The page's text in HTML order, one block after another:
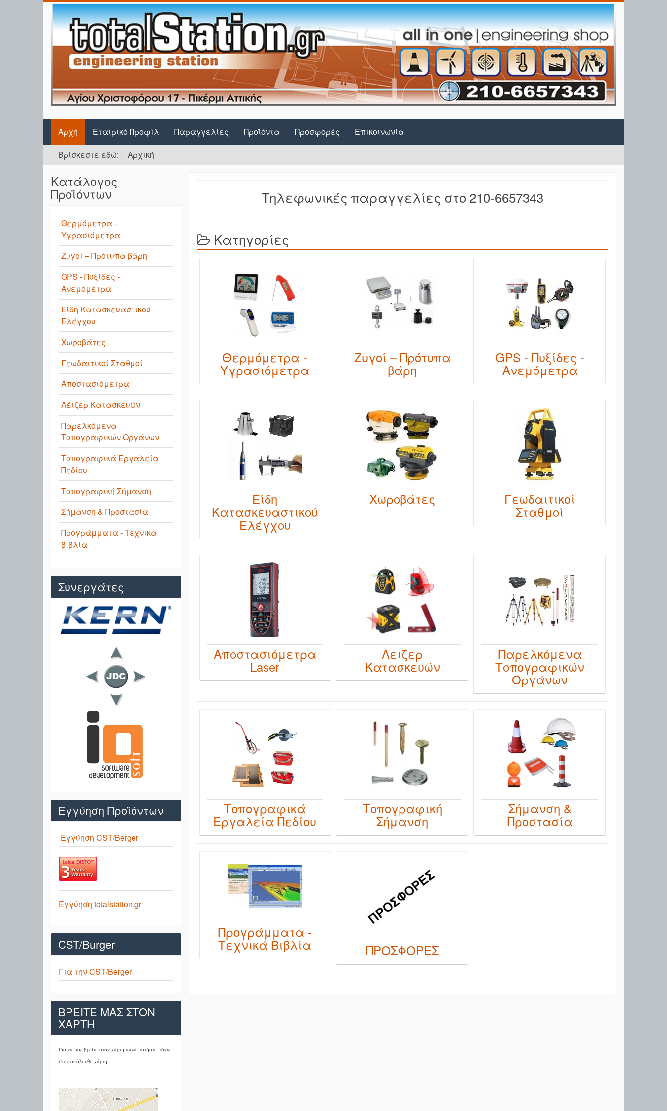
Αρχή Εταιρικό Προφίλ Παραγγελίες Προϊόντα Προσφορές
Επικοινωνία
Βρίσκεστε εδώ:
Αρχική
Τηλεφωνικές παραγγελίες στο 210-6657343
Κατηγορίες
Θερμόμετρα -
Υγρασιόμετρα
Ζυγοί – Πρότυπα
βάρη
GPS - Πυξίδες -
Ανεμόμετρα
Είδη
Κατασκευαστικού
Ελέγχου
Χωροβάτες Γεωδαιτικοί
Σταθμοί
Αποστασιόμετρα
Laser
Λειζερ
Κατασκευών
Παρελκόμενα
Τοπογραφικών
Οργάνων
Τοπογραφικά
Εργαλεία Πεδίου
Τοπογραφική
Σήμανση
Σήμανση &
Προστασία
Προγράμματα -
Τεχνικά Βιβλία ΠΡΟΣΦΟΡΕΣ
Κατάλογος
Προϊόντων
Θερμόμετρα -
Υγρασιόμετρα
Ζυγοί – Πρότυπα βάρη
GPS - Πυξίδες -
Ανεμόμετρα
Είδη Κατασκευαστικού
Ελέγχου
Χωροβάτες
Γεωδαιτικοί Σταθμοί
Αποστασιόμετρα
Λέιζερ Κατασκευών
Παρελκόμενα
Τοπογραφικών Οργάνων
Τοπογραφικά Εργαλεία
Πεδίου
Τοπογραφική Σήμανση
Σήμανση & Προστασία
Προγράμματα - Τεχνικά
βιβλία
Συνεργάτες
Εγγύηση Προϊόντων
Εγγύηση CST/Berger
Εγγύηση totalstation.gr
CST/Burger
Για την CST/Berger
ΒΡΕΙΤΕ ΜΑΣ ΣΤΟΝ
ΧΑΡΤΗ
Για να μας βρείτε στον χάρτη απλά πατήστε πάνω
στον ακόλουθο χάρτη.